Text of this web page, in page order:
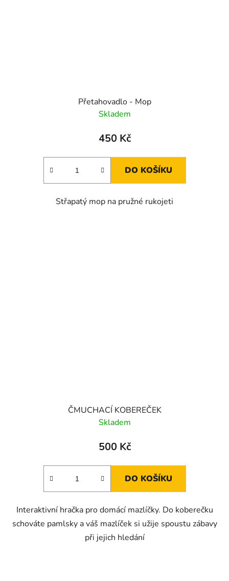
Přetahovadlo - Mop
Skladem
450 Kč
DO KOŠÍKU
Střapatý mop na pružné rukojeti
ČMUCHACÍ KOBEREČEK
Skladem
500 Kč
DO KOŠÍKU
Interaktivní hračka pro domácí mazlíčky. Do koberečku
schováte pamlsky a váš mazlíček si užije spoustu zábavy
při jejich hledání